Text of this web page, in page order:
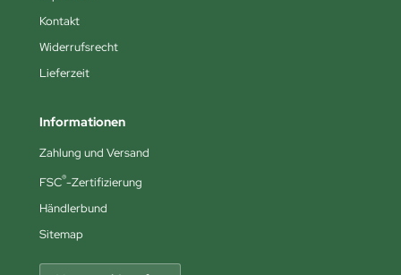
Kontakt
Widerrufsrecht
Lieferzeit
Informationen
Zahlung und Versand
FSC®-Zertifizierung
Händlerbund
Sitemap